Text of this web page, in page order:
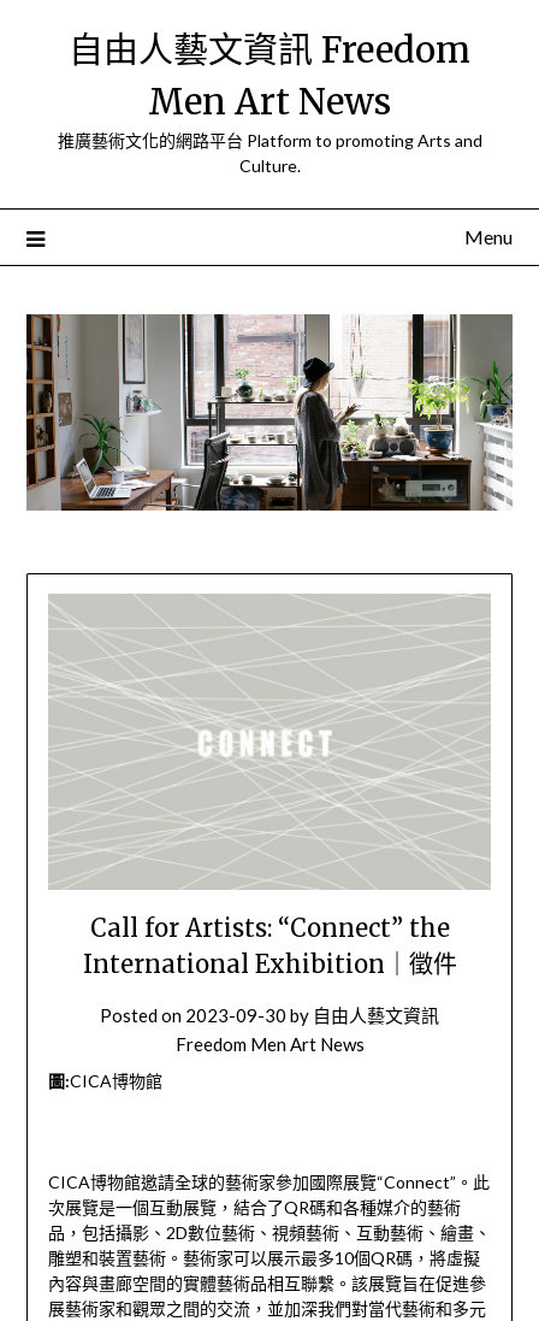
自由人藝文資訊 Freedom
Men Art News
推廣藝術文化的網路平台 Platform to promoting Arts and
Culture.
Menu
Call for Artists: “Connect” the
International Exhibition｜徵件
Posted on 2023-09-30 by 自由人藝文資訊
Freedom Men Art News
圖:CICA博物館
CICA博物館邀請全球的藝術家參加國際展覽“Connect”。此
次展覽是一個互動展覽，結合了QR碼和各種媒介的藝術
品，包括攝影、2D數位藝術、視頻藝術、互動藝術、繪畫、
雕塑和裝置藝術。藝術家可以展示最多10個QR碼，將虛擬
內容與畫廊空間的實體藝術品相互聯繫。該展覽旨在促進參
展藝術家和觀眾之間的交流，並加深我們對當代藝術和多元